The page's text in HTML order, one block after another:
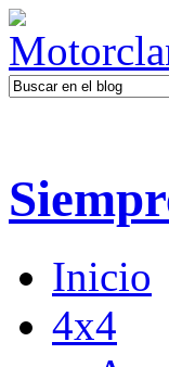
Inicio
4x4